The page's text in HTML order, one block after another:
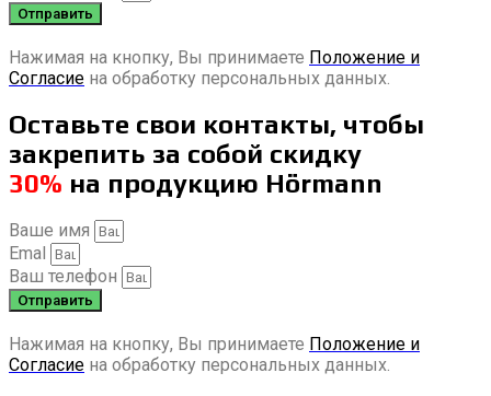
Отправить
Нажимая на кнопку, Вы принимаете Положение и
Согласие на обработку персональных данных.
Оставьте свои контакты, чтобы
закрепить за собой скидку
30% на продукцию Hörmann
Ваше имя
Emal
Ваш телефон
Отправить
Нажимая на кнопку, Вы принимаете Положение и
Согласие на обработку персональных данных.